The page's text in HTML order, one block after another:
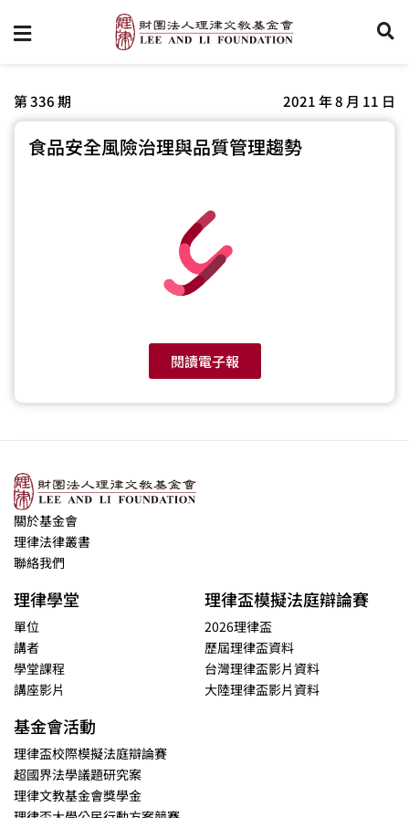
第 336 期 2021 年 8 月 11 日
食品安全風險治理與品質管理趨勢
閱讀電子報
關於基金會
理律法律叢書
聯絡我們
理律學堂
單位
講者
學堂課程
講座影片
理律盃模擬法庭辯論賽
2026理律盃
歷屆理律盃資料
台灣理律盃影片資料
大陸理律盃影片資料
基金會活動
理律盃校際模擬法庭辯論賽
超國界法學議題研究案
理律文教基金會獎學金